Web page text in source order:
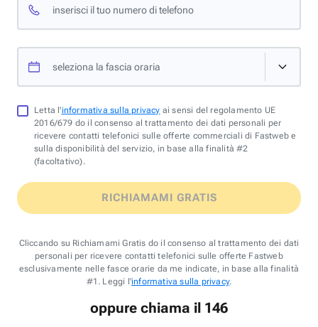
inserisci il tuo numero di telefono
seleziona la fascia oraria
Letta l'informativa sulla privacy ai sensi del regolamento UE
2016/679 do il consenso al trattamento dei dati personali per
ricevere contatti telefonici sulle offerte commerciali di Fastweb e
sulla disponibilità del servizio, in base alla finalità #2
(facoltativo).
RICHIAMAMI GRATIS
Cliccando su Richiamami Gratis do il consenso al trattamento dei dati
personali per ricevere contatti telefonici sulle offerte Fastweb
esclusivamente nelle fasce orarie da me indicate, in base alla finalità
#1. Leggi l'informativa sulla privacy.
oppure chiama il 146